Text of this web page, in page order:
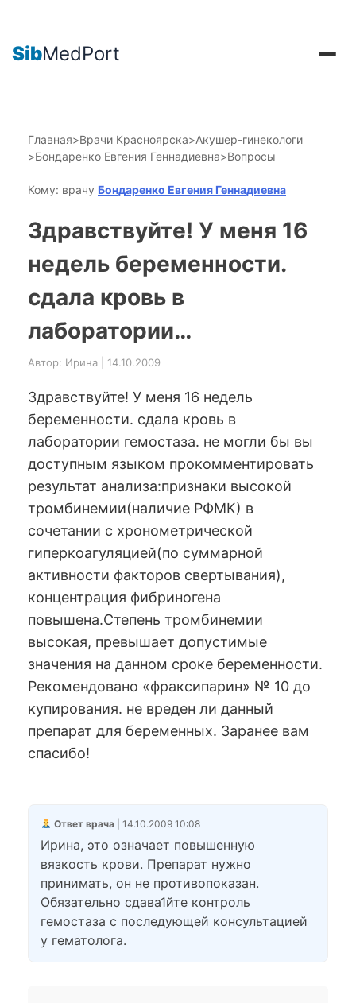
SibMedPort
Главная>Врачи Красноярска>Акушер-гинекологи
>Бондаренко Евгения Геннадиевна>Вопросы
Кому: врачу Бондаренко Евгения Геннадиевна
Здравствуйте! У меня 16
недель беременности.
сдала кровь в
лаборатории…
Автор: Ирина | 14.10.2009
Здравствуйте! У меня 16 недель
беременности. сдала кровь в
лаборатории гемостаза. не могли бы вы
доступным языком прокомментировать
результат анализа:признаки высокой
тромбинемии(наличие РФМК) в
сочетании с хронометрической
гиперкоагуляцией(по суммарной
активности факторов свертывания),
концентрация фибриногена
повышена.Степень тромбинемии
высокая, превышает допустимые
значения на данном сроке беременности.
Рекомендовано «фраксипарин» № 10 до
купирования. не вреден ли данный
препарат для беременных. Заранее вам
спасибо!
Ответ врача| 14.10.2009 10:08
Ирина, это означает повышенную
вязкость крови. Препарат нужно
принимать, он не противопоказан.
Обязательно сдава1йте контроль
гемостаза с последующей консультацией
у гематолога.